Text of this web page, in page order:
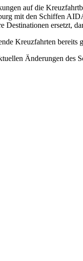
auf die
mit den Schiffen
Destinationen
Kreuzfahrten
Änderungen